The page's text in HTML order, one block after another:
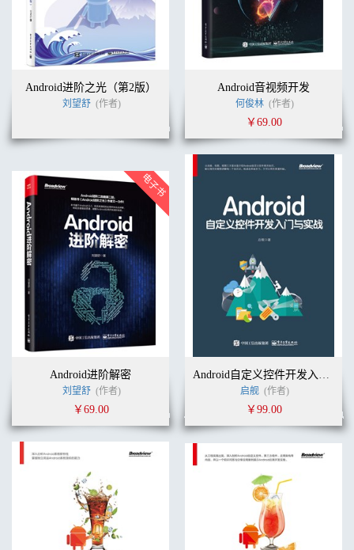
Android进阶之光（第2版）
刘望舒 (作者)
Android音视频开发
何俊林 (作者)
￥69.00
Android进阶解密
刘望舒 (作者)
￥69.00
启舰 (作者)
￥99.00